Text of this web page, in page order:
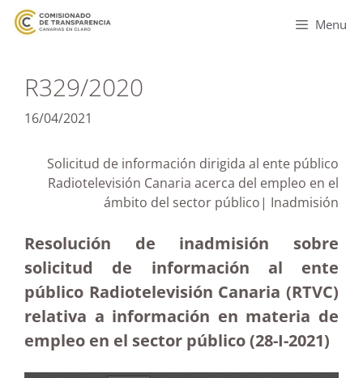
Menu
R329/2020
16/04/2021
Solicitud de información dirigida al ente público
Radiotelevisión Canaria acerca del empleo en el
ámbito del sector público| Inadmisión
Resolución de inadmisión sobre
solicitud de información al ente
público Radiotelevisión Canaria (RTVC)
relativa a información en materia de
empleo en el sector público (28-I-2021)